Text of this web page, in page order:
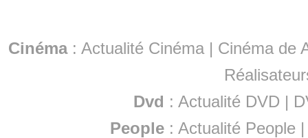
Cinéma: Actualité Cinéma | Cinéma de
Dvd : Actualité DVD |
People :Actualité People